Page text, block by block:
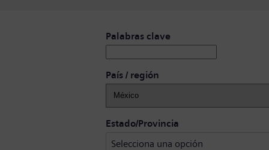
Buscar puestos vacantes
Palabras clave
País / región
Estado/ProvinciaSelecciona una
Selecciona una opción